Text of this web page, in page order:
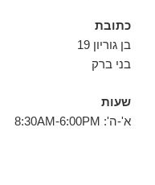
כתובת
בן גוריון 19
בני ברק
שעות
א'-ה': 8:30AM-6:00PM